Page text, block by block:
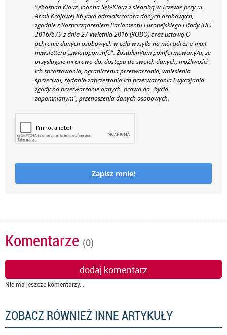
Sebastian Klauz, Joanna Sęk-Klauz z siedzibą w Tczewie przy ul.
Armii Krajowej 86 jako administratora danych osobowych,
zgodnie z Rozporządzeniem Parlamentu Europejskiego i Rady (UE)
2016/679 z dnia 27 kwietnia 2016 (RODO) oraz ustawą O
ochronie danych osobowych w celu wysyłki na mój adres e-mail
newslettera „swiatopon.info". Zostałem/am poinformowany/a, że
przysługuje mi prawo do: dostępu do swoich danych, możliwości
ich sprostowania, ograniczenia przetwarzania, wniesienia
sprzeciwu, żądania zaprzestania ich przetwarzania i wycofania
zgody na przetwarzanie danych, prawo do „bycia
zapomnianym", przenoszenia danych osobowych.
Zapisz mnie!
Komentarze (0)
dodaj komentarz
Nie ma jeszcze komentarzy...
ZOBACZ RÓWNIEŻ INNE ARTYKUŁY